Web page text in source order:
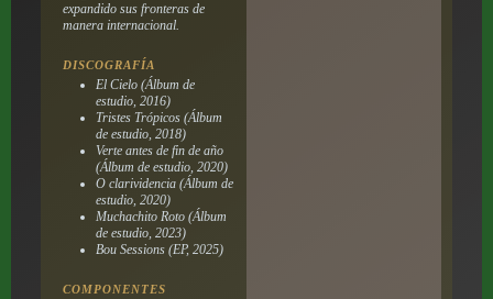
expandido sus fronteras de
manera internacional.
DISCOGRAFÍA
El Cielo(Álbum de
estudio, 2016)
Tristes Trópicos(Álbum
de estudio, 2018)
Verte antes de fin de año
(Álbum de estudio, 2020)
O clarividencia(Álbum de
estudio, 2020)
Muchachito Roto(Álbum
de estudio, 2023)
Bou Sessions(EP, 2025)
COMPONENTES